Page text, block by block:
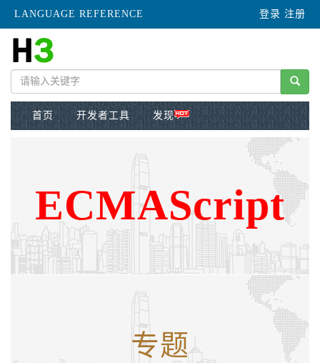
LANGUAGE REFERENCE 登录 注册
首页 开发者工具 发现
ECMAScript
专题